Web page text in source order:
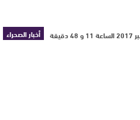
أخبار الصحراء